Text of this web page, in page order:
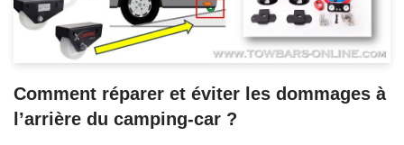
Comment réparer et éviter les dommages à
l’arrière du camping-car ?